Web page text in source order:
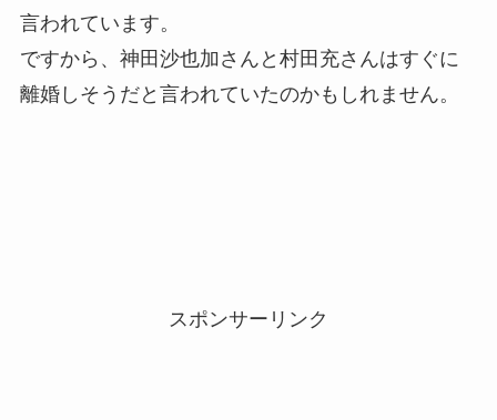
言われています。
ですから、神田沙也加さんと村田充さんはすぐに
離婚しそうだと言われていたのかもしれません。
スポンサーリンク